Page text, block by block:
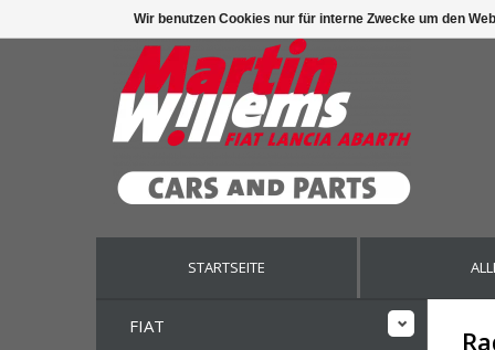
STARTSEITE
FIAT
Wir benutzen Cookies nur für interne Zwecke um den